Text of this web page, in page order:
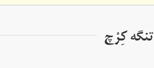
تنگه کِرْچ